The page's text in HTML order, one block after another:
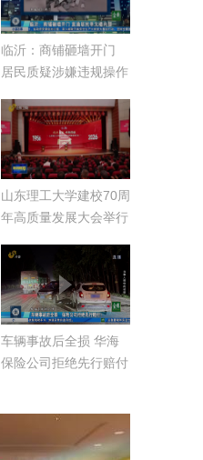
临沂：商铺砸墙开门
居民质疑涉嫌违规操作
山东理工大学建校70周
年高质量发展大会举行
车辆事故后全损 华海
保险公司拒绝先行赔付